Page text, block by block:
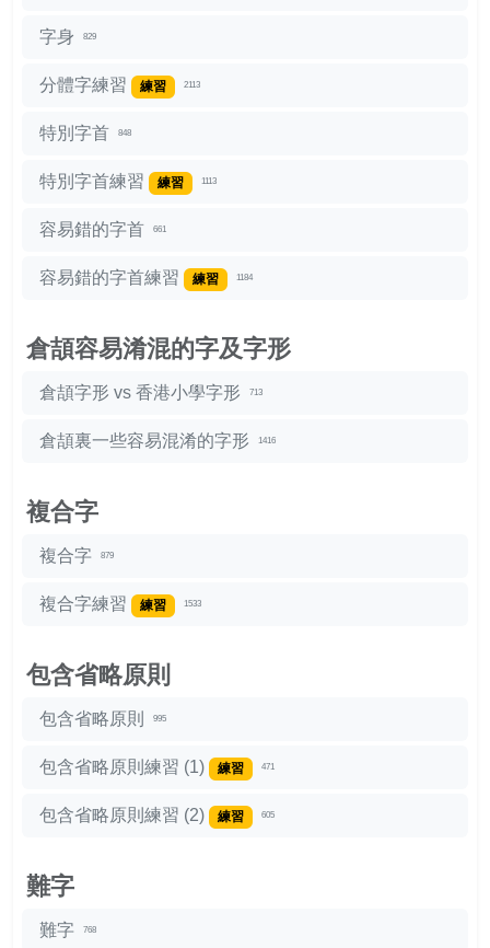
字身 829
分體字練習 練習 2113
特別字首 848
特別字首練習 練習 1113
容易錯的字首 661
容易錯的字首練習 練習 1184
倉頡容易淆混的字及字形
倉頡字形 vs 香港小學字形 713
倉頡裏一些容易混淆的字形 1416
複合字
複合字 879
複合字練習 練習 1533
包含省略原則
包含省略原則 995
包含省略原則練習 (1) 練習 471
包含省略原則練習 (2) 練習 605
難字
難字 768